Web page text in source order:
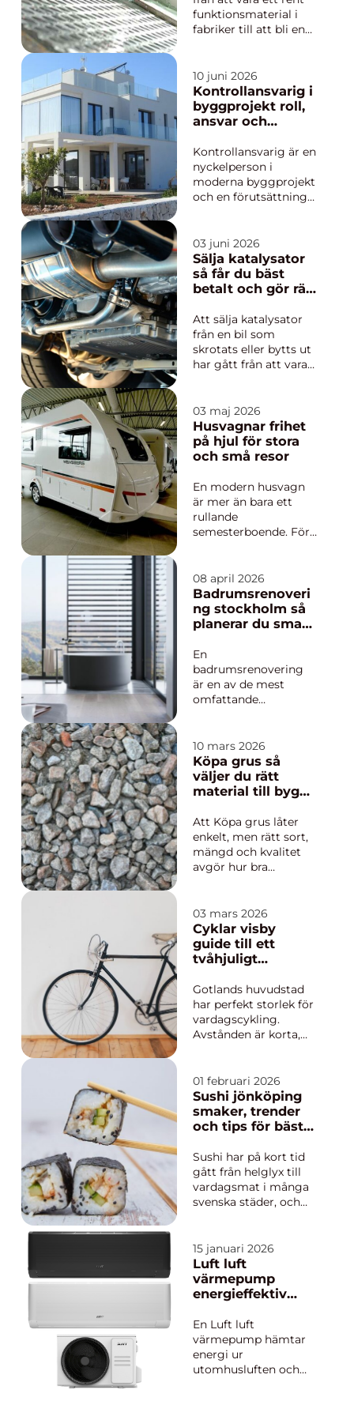
funktionsmaterial i
fabriker till att bli en
inredning. I dag syns
industripartier i
kontor, butiker, skolor
och privata hem. Flera
både bättre arbet...
10 juni 2026
Kontrollansvarig i
byggprojekt roll,
ansvar och
Kontrollansvarig är en
nyckelperson i
moderna byggprojekt
och en förutsättning
åtgärder ska gå
igenom utan onödiga
hinder. Många
husägare och
regelverket som
komplicerat,
samtidigt som kraven
på säkerhet, ...
03 juni 2026
Sälja katalysator
så får du bäst
betalt och gör rätt
Att sälja katalysator
från en bil som
skrotats eller bytts ut
har gått från att vara
affär för många
bilägare. Katalysatorn
är inte bara en
gammal bildel som
garaget. Den
innehåller värdef...
03 maj 2026
Husvagnar frihet
på hjul för stora
och små resor
En modern husvagn
är mer än bara ett
rullande
semesterboende. För
möjligheten att när
som helst byta utsikt.
Från barnfamiljer på
sommarturné till par
delen av året
Husvagnar har blivit
en självk...
08 april 2026
Badrumsrenoveri
ng stockholm så
planerar du smart,
hållbart
En
badrumsrenovering
är en av de mest
omfattande
vatten, el, ventilation
och tätskikt i ett
utrymme som
används varje dag. I
många bor i äldre
fastigheter och
bostadsrättsföreninga
r ofta har tydliga reg...
10 mars 2026
Köpa grus så
väljer du rätt
material till bygg-
trädgårdsprojekt
Att Köpa grus låter
enkelt, men rätt sort,
mängd och kvalitet
avgör hur bra
kan ge sättningar,
dålig dränering eller
onödigt underhåll.
Med grundläggande
grustyper,
användningsområden
och leverans...
03 mars 2026
Cyklar visby
guide till ett
tvåhjuligt
Gotlands huvudstad
har perfekt storlek för
vardagscykling.
Avstånden är korta,
och havet finns alltid
runt hörnet. För den
som vill leva mer
hållbart, slippa
in vardagsmotion är
Cyklar Vi...
01 februari 2026
Sushi jönköping
smaker, trender
och tips för bästa
Sushi har på kort tid
gått från helglyx till
vardagsmat i många
svenska städer, och
växer, menyerna blir
mer kreativa och
gästerna mer nyfikna.
När någon söker sushi
det sällan bara om att
stilla...
15 januari 2026
Luft luft
värmepump
energieffektiv
för svenska hem
En Luft luft
värmepump hämtar
energi ur
utomhusluften och